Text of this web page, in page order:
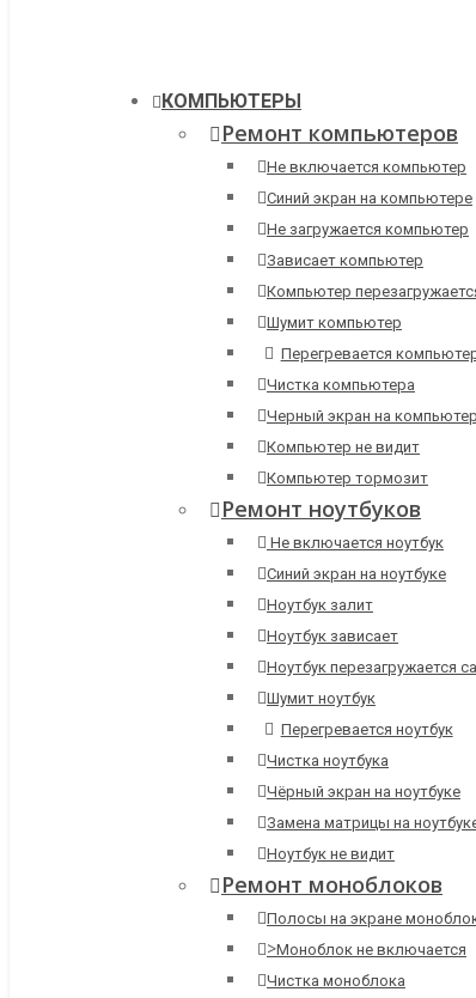
КОМПЬЮТЕРЫ
Ремонт компьютеров
Не включается компьютер
Синий экран на компьютере
Не загружается компьютер
Зависает компьютер
Компьютер
Шумит компьютер
Перегревается
Чистка компьютера
Черный экран на
Компьютер не видит
Компьютер тормозит
Ремонт ноутбуков
Не включается ноутбук
Синий экран на ноутбуке
Ноутбук залит
Ноутбук зависает
Ноутбук перезагружается
Шумит ноутбук
Перегревается ноутбук
Чистка ноутбука
Чёрный экран на ноутбуке
Замена матрицы на
Ноутбук не видит
Ремонт моноблоков
Полосы на экране
>Моноблок не включается
Чистка моноблока